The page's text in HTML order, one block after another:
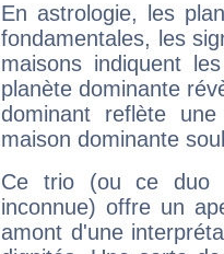
En astrologie, les
fondamentales, les
maisons indiquent
planète dominante
dominant reflète
maison dominante
Ce trio (ou ce duo
inconnue) offre un
amont d'une